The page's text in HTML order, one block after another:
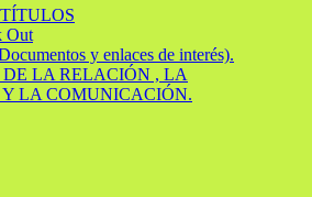
Out
y enlaces de interés).
LA RELACIÓN , LA
LA COMUNICACIÓN.